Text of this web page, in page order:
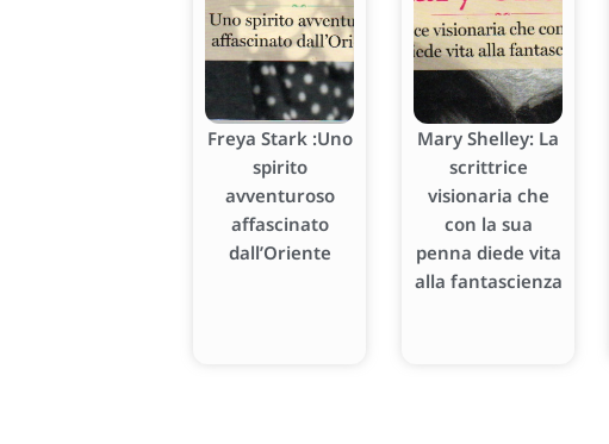
Freya Stark :Uno
spirito
avventuroso
affascinato
dall’Oriente
Mary Shelley: La
scrittrice
visionaria che
con la sua
penna diede vita
alla fantascienza